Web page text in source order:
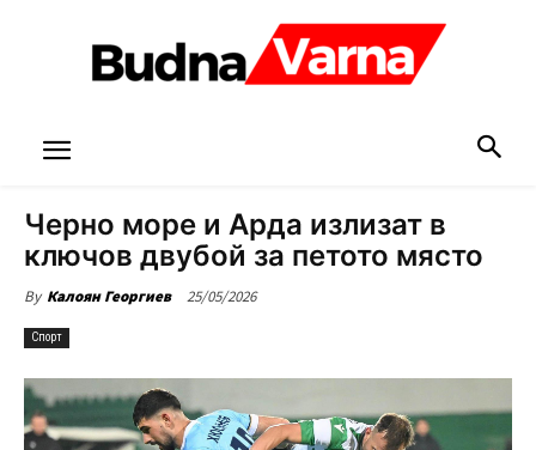
Черно море и Арда излизат в
ключов двубой за петото място
By Калоян Георгиев 25/05/2026
Спорт